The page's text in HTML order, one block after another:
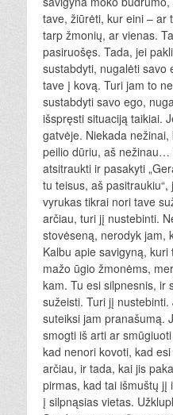
tave, žiūrėti, kur eini – ar
tarp žmonių, ar vienas.
pasiruošęs. Tada, jei
sustabdyti, nugalėti savo
tave į kovą. Turi jam to
sustabdyti savo ego,
išspręsti situaciją taikiai.
gatvėje. Niekada
peilio dūriu, aš nežinau…
atsitraukti ir pasakyti
tu teisus, aš
vyrukas tikrai nori tave
arčiau, turi jį nustebinti.
stovėseną, nerodyk jam,
Kalbu apie savigyną,
mažo ūgio žmonėms,
kam. Tu esi silpnesnis, ir
sužeisti. Turi jį
suteiksi jam pranašumą.
smogti iš arti ar
kad nenori kovoti, kad
arčiau, ir tada, kai jis
pirmas, kad tai išmuštų jį
į silpnąsias vietas.